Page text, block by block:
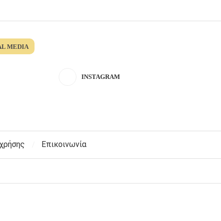
MEDIA
INSTAGRAM
Επικοινωνία